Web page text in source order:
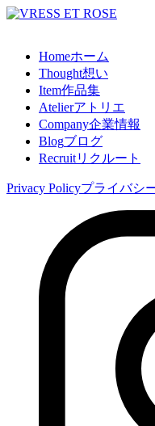
Homeホーム
Thought想い
Item作品集
Atelierアトリエ
Company企業情報
Blogブログ
Recruitリクルート
Privacy Policyプライバシ